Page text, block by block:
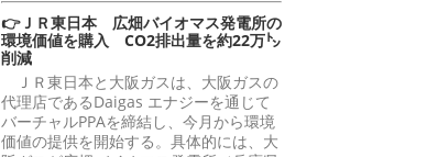
👉ＪＲ東日本 広畑バイオマス発電所の
環境価値を購入 CO2排出量を約22万㌧
削減
ＪＲ東日本と大阪ガスは、大阪ガスの
代理店であるDaigas エナジーを通じて
バーチャルPPAを締結し、今月から環境
価値の提供を開始する。具体的には、大